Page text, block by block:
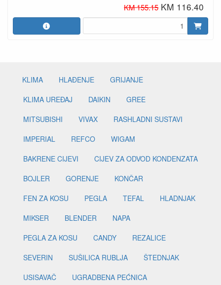
KM 155.15 KM 116.40
KLIMA HLAĐENJE
GRIJANJE
KLIMA UREĐAJ
DAIKIN
GREE
MITSUBISHI
VIVAX
RASHLADNI SUSTAVI
IMPERIAL
REFCO
WIGAM
BAKRENE CIJEVI
CIJEV ZA ODVOD KONDENZATA
BOJLER
GORENJE
KONČAR
FEN ZA KOSU
PEGLA TEFAL
HLADNJAK
MIKSER
BLENDER
NAPA
PEGLA ZA KOSU
CANDY
REZALICE
SEVERIN
SUŠILICA RUBLJA
ŠTEDNJAK
USISAVAČ
UGRADBENA PEĆNICA